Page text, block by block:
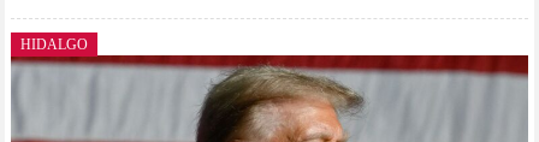
HIDALGO